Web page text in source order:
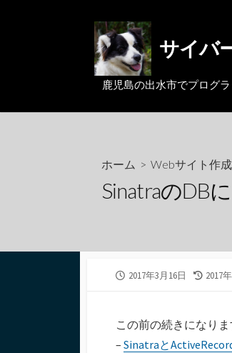
サイバ
鹿児島の出水市でプログラ
ホーム > Webサイト作成
SinatraのDB
公
2017年3月16日
最
日
2017
この前の続きになりま
– Sinatraと